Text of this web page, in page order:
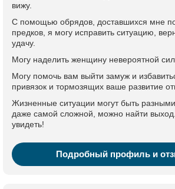
вижу.
С помощью обрядов, доставшихся мне по
предков, я могу исправить ситуацию,
удачу.
Могу наделить женщину невероятной
Могу помочь вам выйти замуж и
привязок и тормозящих ваше развитие
Жизненные ситуации могут быть
даже самой сложной, можно найти
увидеть!
Подробный профиль и